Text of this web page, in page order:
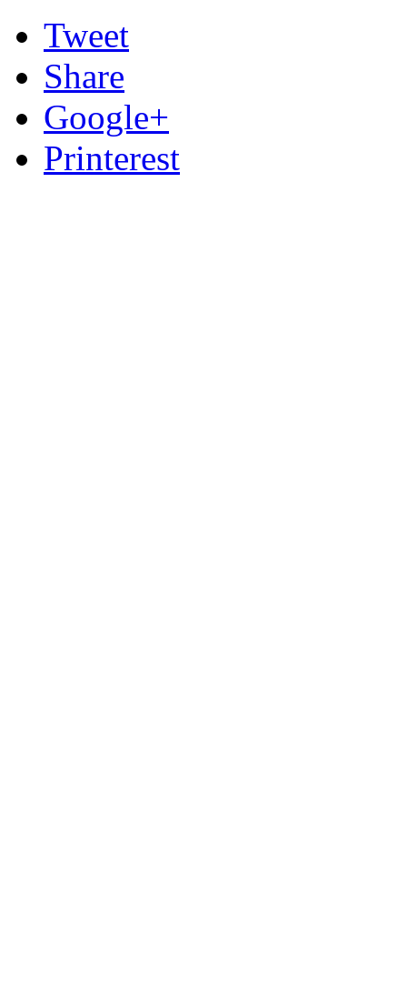
Tweet
Share
Google+
Printerest